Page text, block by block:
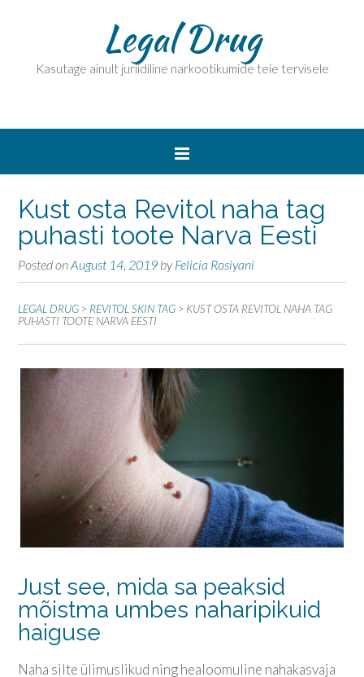
Legal Drug
Kasutage ainult juriidiline narkootikumide teie tervisele
Kust osta Revitol naha tag
puhasti toote Narva Eesti
Posted onAugust 14, 2019 byFelicia Rosiyani
LEGAL DRUG > REVITOL SKIN TAG > KUST OSTA REVITOL NAHA TAG
PUHASTI TOOTE NARVA EESTI
Just see, mida sa peaksid
mõistma umbes naharipikuid
haiguse
Naha silte ülimuslikud ning healoomuline nahakasvaja